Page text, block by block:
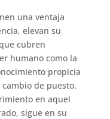
una ventaja
elevan su
cubren
humano como la
propicia
de puesto.
en aquel
sigue en su